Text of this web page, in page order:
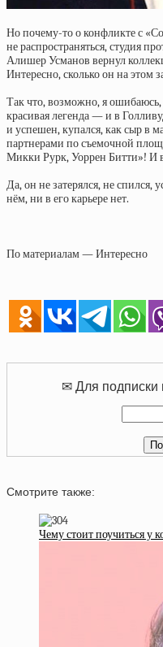
Но почему-то о конфликте с
не распространяться, студия
Алишер Усманов вернул
Интересно, сколько он на этом
Так что, возможно, я ошибаюсь,
красивая легенда — и в
и успешен, купался, как сыр в
партнерами по съемочной
Микки Рурк, Уоррен Битти»! И
Да, он не затерялся, не спился,
нём, ни в его карьере нет.
По материалам — Интересно
✉ Для подписки
Смотрите также:
Чему стоит поучиться у